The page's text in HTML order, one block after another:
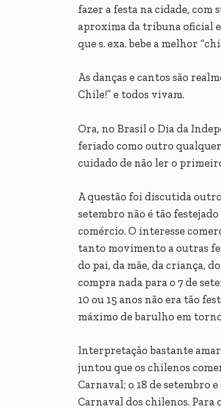
fazer a festa na cidade, com
aproxima da tribuna oficial
que s. exa. bebe a melhor
As danças e cantos são
Chile!” e todos vivam.
Ora, no Brasil o Dia da
feriado como outro
cuidado de não ler o
A questão foi discutida
setembro não é tão
comércio. O interesse
tanto movimento a outras
do pai, da mãe, da criança,
compra nada para o 7 de
10 ou 15 anos não era tão
máximo de barulho em
Interpretação bastante
juntou que os chilenos
Carnaval; o 18 de setembro
Carnaval dos chilenos. Para